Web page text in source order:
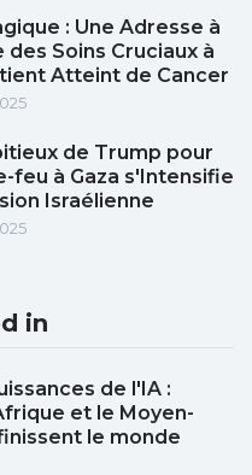
: Une Adresse à
des Soins Cruciaux à
Atteint de Cancer
de Trump pour
feu à Gaza s'Intensifie
Israélienne
in
de l'IA :
et le Moyen-
le monde